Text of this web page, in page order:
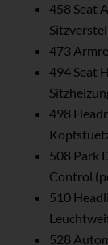
458 Seat
473
494 Seat
498
508 Park
Control
510
528